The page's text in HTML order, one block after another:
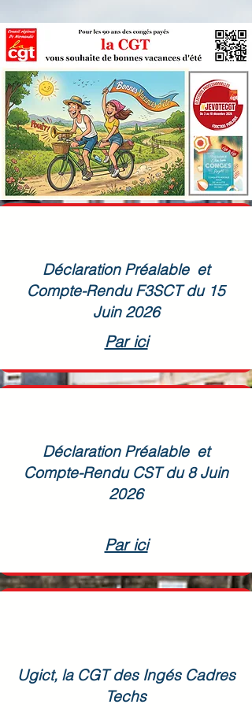
Déclaration Préalable et
Compte-Rendu F3SCT du 15
Juin 2026
Par ici
Déclaration Préalable et
Compte-Rendu CST du 8 Juin
2026
Par ici
Ugict, la CGT des Ingés Cadres
Techs